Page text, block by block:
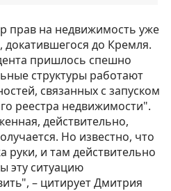
докатившегося до Кремля.
пришлось спешно
структуры работают
связанных с запуском
реестра недвижимости".
действительно,
Но известно, что
руки, и там действительно
эту ситуацию
– цитирует Дмитрия